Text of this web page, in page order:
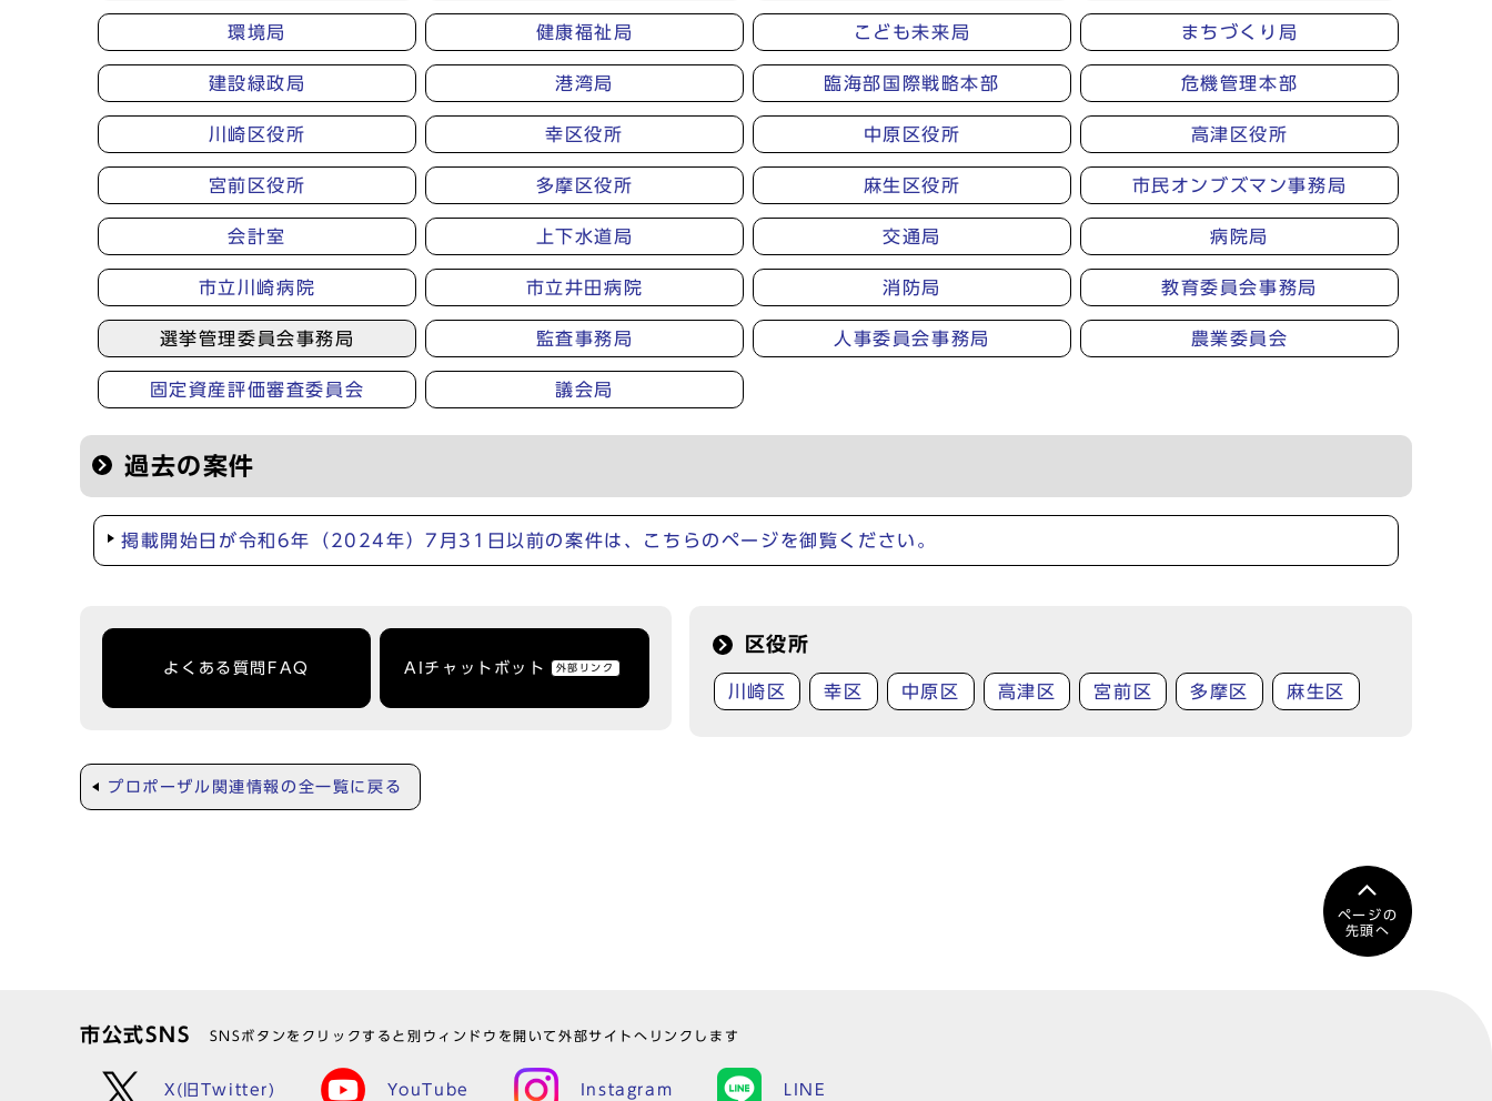
環境局 健康福祉局 こども未来局 まちづくり局
建設緑政局 港湾局 臨海部国際戦略本部 危機管理本部
川崎区役所 幸区役所 中原区役所 高津区役所
宮前区役所 多摩区役所 麻生区役所 市民オンブズマン事務局
会計室 上下水道局 交通局 病院局
市立川崎病院 市立井田病院 消防局 教育委員会事務局
選挙管理委員会事務局 監査事務局 人事委員会事務局 農業委員会
固定資産評価審査委員会 議会局
過去の案件
掲載開始日が令和6年（2024年）7月31日以前の案件は、こちらのページを御覧ください。
よくある質問FAQ AIチャットボット 外部リンク
区役所
川崎区 幸区 中原区 高津区 宮前区 多摩区 麻生区
プロポーザル関連情報の全一覧に戻る
ページの
先頭へ
市公式SNS SNSボタンをクリックすると別ウィンドウを開いて外部サイトへリンクします
X(旧Twitter) YouTube Instagram LINE